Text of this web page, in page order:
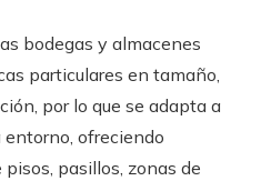
bodegas y almacenes
particulares en tamaño,
por lo que se adapta a
ofreciendo
pisos, pasillos, zonas de